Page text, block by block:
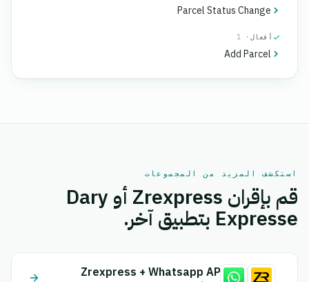
Parcel Status Change
أفعال · 1
Add Parcel
استكشف المزيد من المجموعات
قم بإقران Zrexpress أو Dary
Expresse بتطبيق آخر.
Zrexpress + Whatsapp API